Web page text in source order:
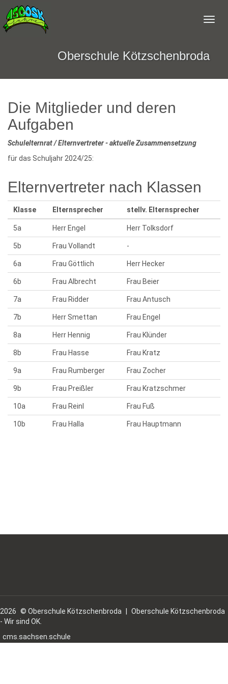
Oberschule Kötzschenbroda
Die Mitglieder und deren
Aufgaben
Schulelternrat / Elternvertreter - aktuelle Zusammensetzung
für das Schuljahr 2024/25:
Elternvertreter nach Klassen
Klasse Elternsprecher stellv. Elternsprecher
5a Herr Engel Herr Tolksdorf
5b Frau Vollandt -
6a Frau Göttlich Herr Hecker
6b Frau Albrecht Frau Beier
7a Frau Ridder Frau Antusch
7b Herr Smettan Frau Engel
8a Herr Hennig Frau Klünder
8b Frau Hasse Frau Kratz
9a Frau Rumberger Frau Zocher
9b Frau Preißler Frau Kratzschmer
10a Frau Reinl Frau Fuß
10b Frau Halla Frau Hauptmann
2026 © Oberschule Kötzschenbroda
Oberschule Kötzschenbroda
- Wir sind OK.
cms.sachsen.schule